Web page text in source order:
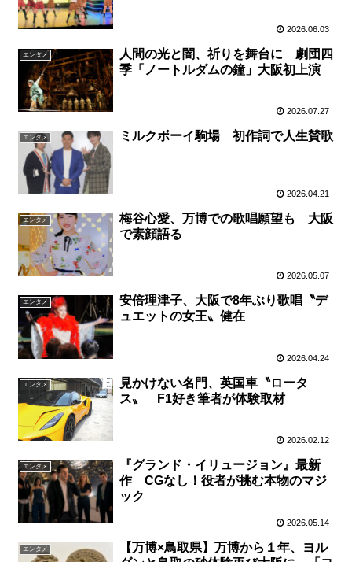
2026.06.03
エンタメ
人間の光と闇、祈りを舞台に 劇団四
季「ノートルダムの鐘」大阪初上演
2026.07.27
エンタメ ミルクボーイ駒場 初作詞で人生賛歌
2026.04.21
エンタメ
梅谷心愛、万博での歌唱願望も 大阪
で素顔語る
2026.05.07
エンタメ
安倍理津子、大阪で8年ぶり歌唱〝デ
ュエットの女王〟健在
2026.04.24
エンタメ
見かけない名門、英国車〝ロータ
ス〟 F1好き筆者が体験取材
2026.02.12
エンタメ
『グランド・イリュージョン』最新
作 CGなし！役者が挑む本物のマジ
ック
2026.05.14
エンタメ
【万博×鳥取県】万博から１年、ヨル